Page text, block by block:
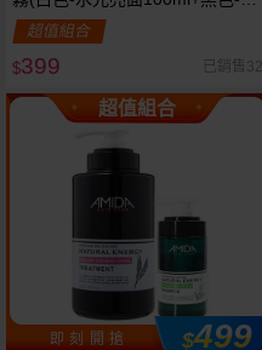
焦霧面30ml) 組合款《官方正
品》
超值組合
$399 已銷售32
超值組合
即 刻 開 搶 $499